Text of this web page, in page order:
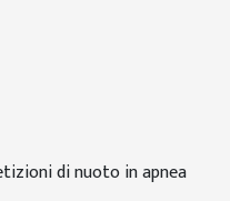
di nuoto in apnea